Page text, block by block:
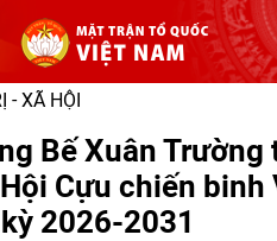
- XÃ HỘI
Bế Xuân Trường
Cựu chiến binh
2026-2031